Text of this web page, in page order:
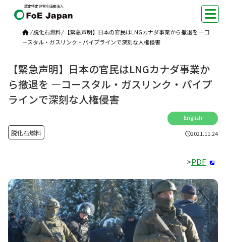
認定特定非営利活動法人
/脱化石燃料/
【緊急声明】日本の官民はLNGカナダ事業から撤退を ―コ
ースタル・ガスリンク・パイプラインで深刻な人権侵害
【緊急声明】日本の官民はLNGカナダ事業か
ら撤退を ―コースタル・ガスリンク・パイプ
ラインで深刻な人権侵害
English
脱化石燃料 2021.11.24
>PDF